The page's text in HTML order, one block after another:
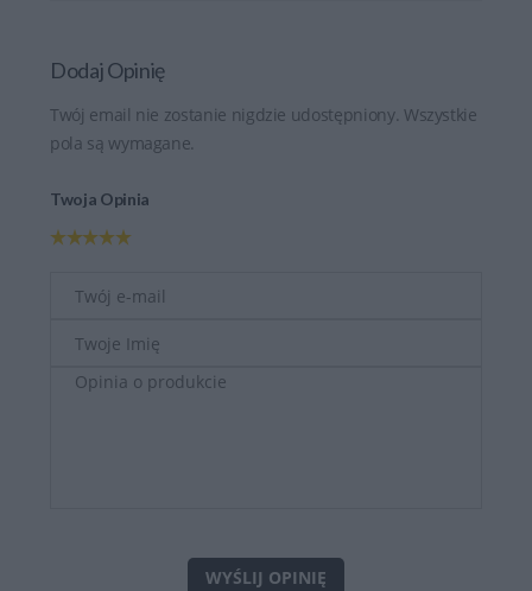
Dodaj Opinię
Twój email nie zostanie nigdzie udostępniony. Wszystkie
pola są wymagane.
Twoja Opinia
WYŚLIJ OPINIĘ